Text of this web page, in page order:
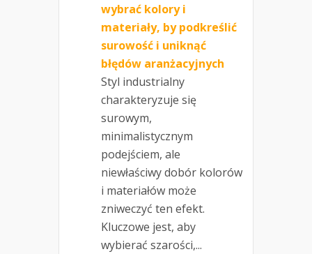
wybrać kolory i
materiały, by podkreślić
surowość i uniknąć
błędów aranżacyjnych
Styl industrialny
charakteryzuje się
surowym,
minimalistycznym
podejściem, ale
niewłaściwy dobór kolorów
i materiałów może
zniweczyć ten efekt.
Kluczowe jest, aby
wybierać szarości,...